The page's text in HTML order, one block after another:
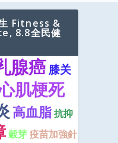
Fitness &
8.8全民健
腺癌膝关
肌梗死
高血脂抗抑
穀芽疫苗加強針